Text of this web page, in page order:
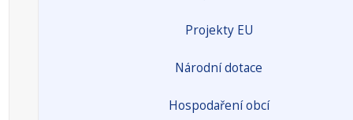
Projekty EU
Národní dotace
Hospodaření obcí